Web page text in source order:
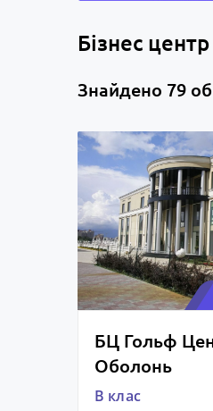
Бізнес центр
Знайдено 79
БЦ Гольф
Оболонь
B клас